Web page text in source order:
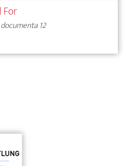
For
documenta 12